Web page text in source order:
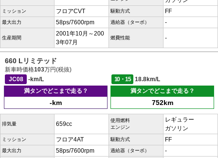
ミッション フロアCVT 駆動方式 FF
最大出力 58ps/7600rpm 過給器（ターボ） -
生産期間
2001年10月～200
3年07月
燃費性能 -
660 Lリミテッド
新車時価格103万円(税抜)
JC08
-km/L 10・15
18.8km/L
満タンでどこまで走る？
-km
満タンでどこまで走る？
752km
排気量 659cc
使用燃料
エンジン
レギュラー
ガソリン
ミッション フロア4AT 駆動方式 FF
最大出力 58ps/7600rpm 過給器（ターボ） -